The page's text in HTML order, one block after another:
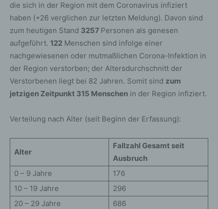
die sich in der Region mit dem Coronavirus infiziert
haben (+26 verglichen zur letzten Meldung). Davon sind
zum heutigen Stand 3257 Personen als genesen
aufgeführt. 122 Menschen sind infolge einer
nachgewiesenen oder mutmaßlichen Corona-Infektion in
der Region verstorben; der Altersdurchschnitt der
Verstorbenen liegt bei 82 Jahren. Somit sind zum
jetzigen Zeitpunkt 315 Menschen in der Region infiziert.
Verteilung nach Alter (seit Beginn der Erfassung):
Alter
Fallzahl Gesamt seit
Ausbruch
0 – 9 Jahre
176
10 – 19 Jahre
296
20 – 29 Jahre
686